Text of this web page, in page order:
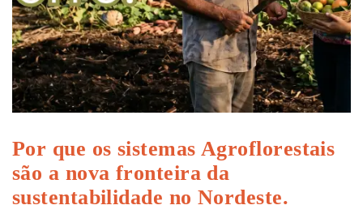
Por que os sistemas Agroflorestais
são a nova fronteira da
sustentabilidade no Nordeste.